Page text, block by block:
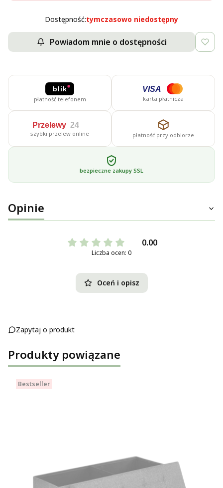
Dostępność:tymczasowo niedostępny
Powiadom mnie o dostępności
blik
płatność telefonem
VISA
karta płatnicza
Przelewy 24
szybki przelew online płatność przy odbiorze
bezpieczne zakupy SSL
Opinie
0.00
Liczba ocen: 0
Oceń i opisz
Zapytaj o produkt
Produkty powiązane
Bestseller